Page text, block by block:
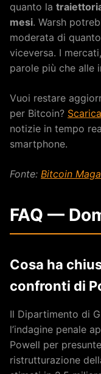
quanto la
mesi. Warsh
moderata di
viceversa. I
parole più che alle
Vuoi restare
per Bitcoin?
notizie in tempo
smartphone.
Fonte: Bitcoin
FAQ —
Cosa ha
confronti di
Il Dipartimento di
l’indagine penale
Powell per
ristrutturazione